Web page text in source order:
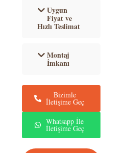
Uygun
Fiyat ve
Hızlı Teslimat
Montaj
İmkanı
Bizimle
İletişime Geç
Whatsapp İle
İletişime Geç